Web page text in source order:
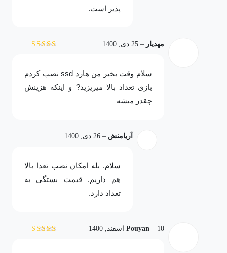
پذیر است.
مهدیار – 25 دی, 1400
سلام وقت بخیر من هارد ssd نصب کردم
بازی تعداد بالا میریزید? و اینکه هزینش
چقدر میشه
آریامنش – 26 دی, 1400
سلام. بله امکان نصب تعدا بالا
هم داریم. قیمت بستگی به
تعداد دارد.
Pouyan – 10 اسفند, 1400